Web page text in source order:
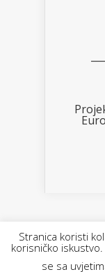
Stranica koristi
korisničko
se sa